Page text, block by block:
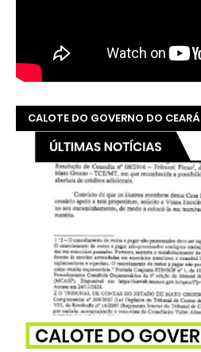
CALOTE DO GOVERNO DO CEARÁ